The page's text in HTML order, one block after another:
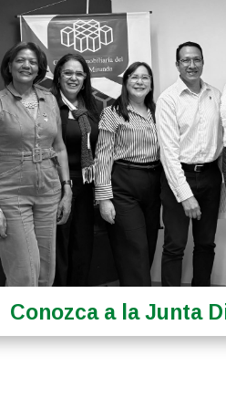
Conozca a la Junta